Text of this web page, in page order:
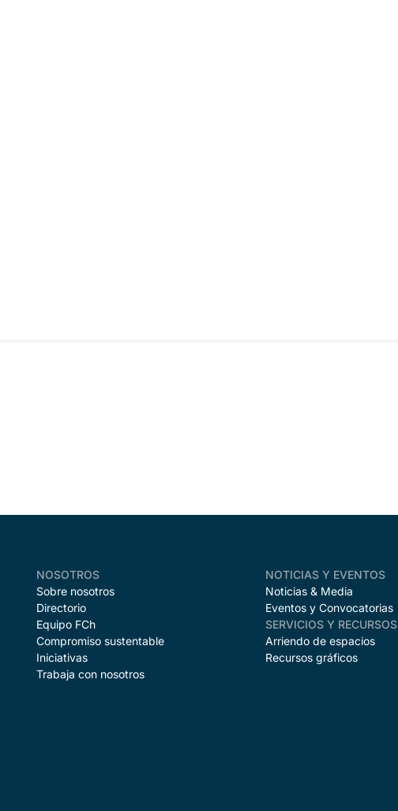
NOSOTROS
Sobre nosotros
Directorio
Equipo FCh
Compromiso sustentable
Iniciativas
Trabaja con nosotros
NOTICIAS Y EVENTOS
Noticias & Media
Eventos y Convocatorias
SERVICIOS Y RECURSOS
Arriendo de espacios
Recursos gráficos